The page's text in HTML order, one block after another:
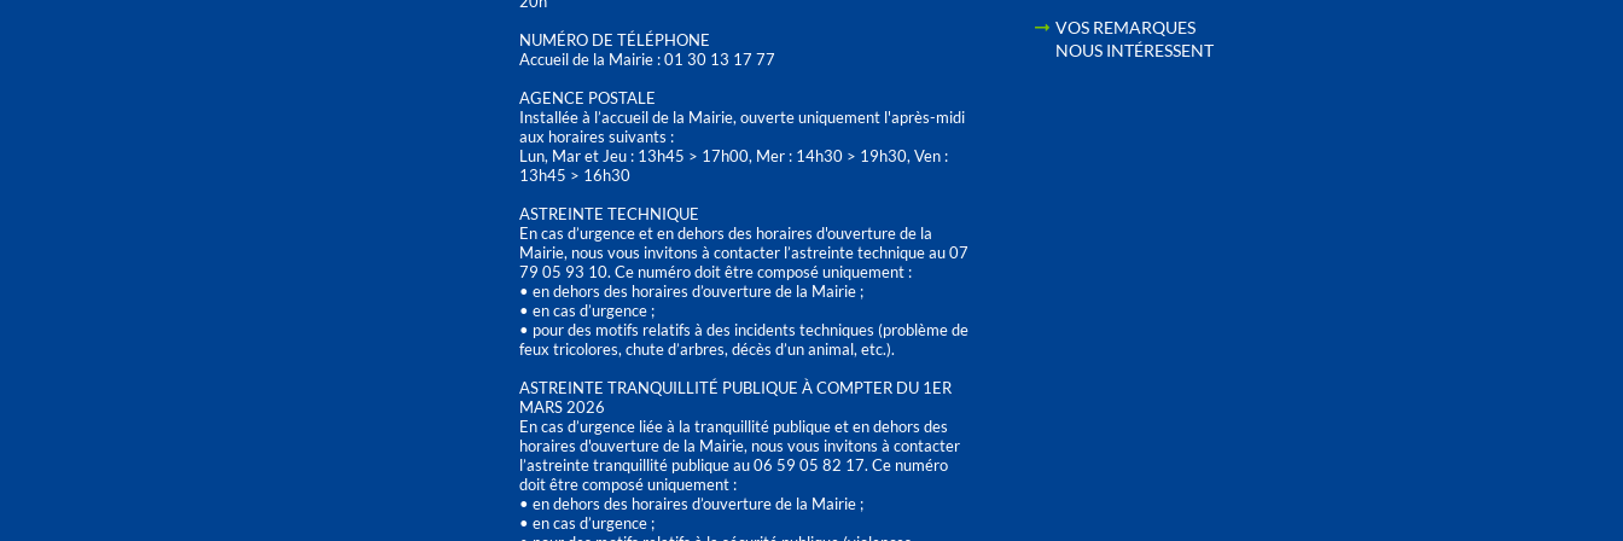
NUMÉRO DE TÉLÉPHONE
Accueil de la Mairie : 01 30 13 17 77
AGENCE POSTALE
Installée à l’accueil de la Mairie, ouverte uniquement l'après-midi
aux horaires suivants :
Lun, Mar et Jeu : 13h45 > 17h00, Mer : 14h30 > 19h30, Ven :
13h45 > 16h30
ASTREINTE TECHNIQUE
En cas d’urgence et en dehors des horaires d'ouverture de la
Mairie, nous vous invitons à contacter l’astreinte technique au 07
79 05 93 10. Ce numéro doit être composé uniquement :
• en dehors des horaires d’ouverture de la Mairie ;
• en cas d’urgence ;
• pour des motifs relatifs à des incidents techniques (problème de
feux tricolores, chute d’arbres, décès d’un animal, etc.).
ASTREINTE TRANQUILLITÉ PUBLIQUE À COMPTER DU 1ER
MARS 2026
En cas d’urgence liée à la tranquillité publique et en dehors des
horaires d'ouverture de la Mairie, nous vous invitons à contacter
l’astreinte tranquillité publique au 06 59 05 82 17. Ce numéro
doit être composé uniquement :
• en dehors des horaires d’ouverture de la Mairie ;
• en cas d’urgence ;
VOS REMARQUES
NOUS INTÉRESSENT